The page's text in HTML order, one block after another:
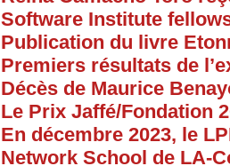
Software Institute
Publication du livre
Premiers résultats de
Décès de Maurice
Le Prix Jaffé/Fondation
En décembre 2023, le
Network School de LA-